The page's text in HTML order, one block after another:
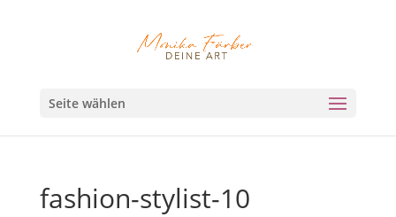
Seite wählen
fashion-stylist-10